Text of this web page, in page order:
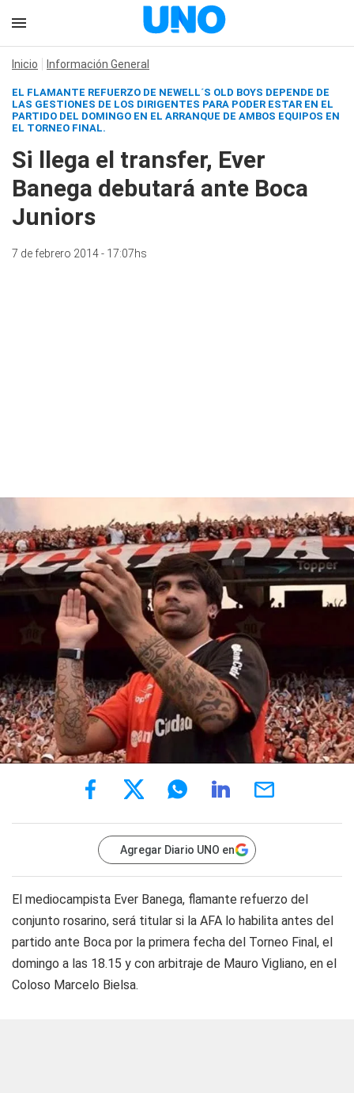
Inicio Información General
EL FLAMANTE REFUERZO DE NEWELL´S OLD BOYS DEPENDE DE
LAS GESTIONES DE LOS DIRIGENTES PARA PODER ESTAR EN EL
PARTIDO DEL DOMINGO EN EL ARRANQUE DE AMBOS EQUIPOS EN
EL TORNEO FINAL.
Si llega el transfer, Ever
Banega debutará ante Boca
Juniors
7 de febrero 2014 - 17:07hs
Agregar Diario UNO en
El mediocampista Ever Banega, flamante refuerzo del
conjunto rosarino, será titular si la AFA lo habilita antes del
partido ante Boca por la primera fecha del Torneo Final, el
domingo a las 18.15 y con arbitraje de Mauro Vigliano, en el
Coloso Marcelo Bielsa.